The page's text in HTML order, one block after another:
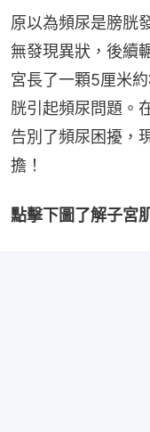
原以為頻尿是膀胱
無發現異狀，後續
宮長了一顆5厘米
胱引起頻尿問題。
告別了頻尿困擾，
擔！
點擊下圖了解子宮